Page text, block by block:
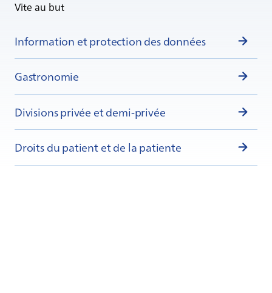
Vite au but
Information et protection des données
Gastronomie
Divisions privée et demi-privée
Droits du patient et de la patiente